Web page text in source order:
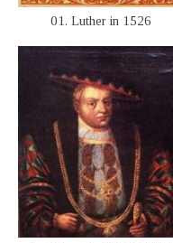
01. Luther in 1526